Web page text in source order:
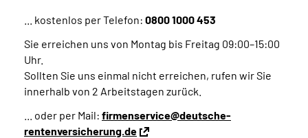
... kostenlos per Telefon: 0800 1000 453
Sie erreichen uns von Montag bis Freitag 09:00–15:00
Uhr.
Sollten Sie uns einmal nicht erreichen, rufen wir Sie
innerhalb von 2 Arbeitstagen zurück.
... oder per Mail: firmenservice@deutsche-
rentenversicherung.de